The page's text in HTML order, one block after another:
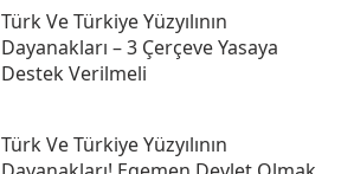
Türk Ve Türkiye Yüzyılının
Dayanakları – 3 Çerçeve Yasaya
Destek Verilmeli
Türk Ve Türkiye Yüzyılının